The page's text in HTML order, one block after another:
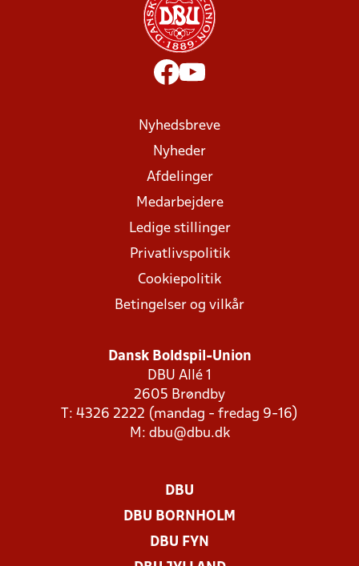
Nyhedsbreve
Nyheder
Afdelinger
Medarbejdere
Ledige stillinger
Privatlivspolitik
Cookiepolitik
Betingelser og vilkår
Dansk Boldspil-Union
DBU Allé 1
2605 Brøndby
T: 4326 2222 (mandag - fredag 9-16)
M: dbu@dbu.dk
DBU
DBU BORNHOLM
DBU FYN